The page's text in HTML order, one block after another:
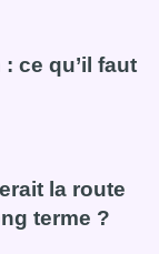
Bertram Kvist,
ce qu’il faut
: ce qu’il faut
la route
terme ?